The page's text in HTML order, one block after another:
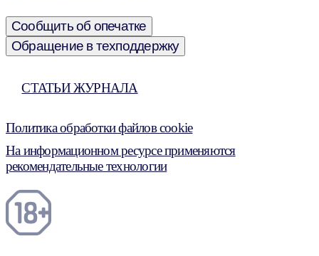
Сообщить об опечатке
Обращение в техподдержку
СТАТЬИ ЖУРНАЛА
Политика обработки файлов cookie
На информационном ресурсе применяются
рекомендательные технологии